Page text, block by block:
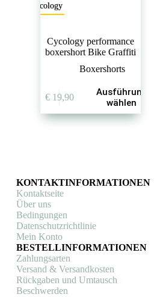
Cycology
Cycology performance
boxershort Bike Graffiti
Boxershorts
€19,90
Ausführung
wählen
Produkt
mehrere
auf
der
Produktseite
gewählt
werden
KONTAKTINFORMATIONEN
Kontaktseite
Über uns
Bedingungen
Datenschutzrichtlinie
Mein Konto
BESTELLINFORMATIONEN
Zahlungsarten
Versand & Versandkosten
Rückgaben und Umtausch
Beschwerden